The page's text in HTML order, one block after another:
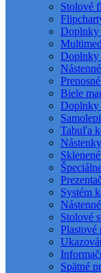
Stolové
Doplnky
Doplnky
Biele
Doplnky
Tabuľa
Systém
Stolové
Plastové
Spätné